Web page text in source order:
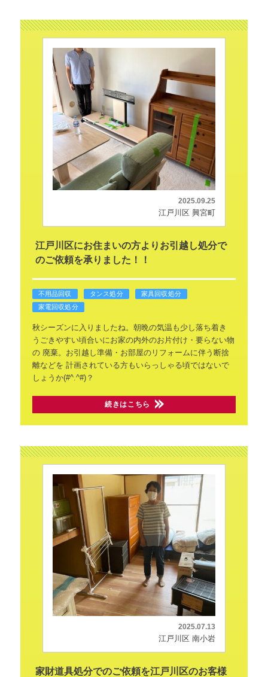
2025.09.25
江戸川区 興宮町
江戸川区にお住まいの方よりお引越し処分で
のご依頼を承りました！！
不用品回収 タンス処分
家具回収処分
家電回収処分
秋シーズンに入りましたね。朝晩の気温も少し落ち着き
うごきやすい頃合いにお家の内外のお片付け・要らない物
の廃棄。お引越し準備・お部屋のリフォームに伴う断捨
離などを 計画されている方もいらっしゃる頃ではないで
しょうか(#^.^#)？
続きはこちら
2025.07.13
江戸川区 南小岩
家財道具処分でのご依頼を江戸川区のお客様